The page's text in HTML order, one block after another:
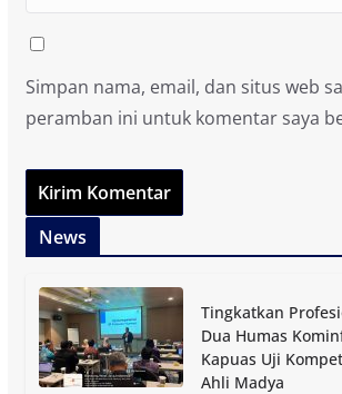
Simpan nama, email, dan situs web
peramban ini untuk komentar saya
News
Tingkatkan
Dua Humas
Kapuas Uji
Ahli Madya